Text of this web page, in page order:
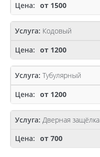
от 1500
Кодовый
от 1200
Тубулярный
от 1200
Дверная защёлка
от 700